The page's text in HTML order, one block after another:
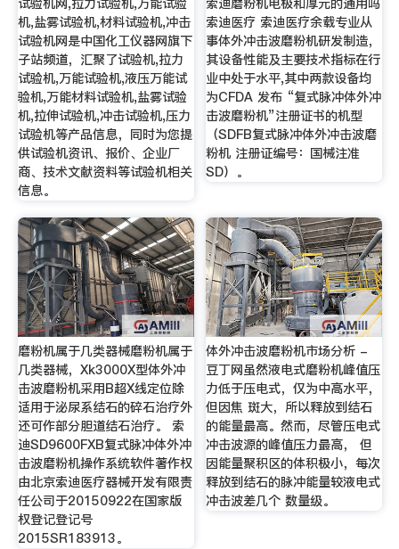
机,盐雾试验机,材料试验机,冲击
试验机网是中国化工仪器网旗下
子站频道，汇聚了试验机,拉力
试验机,万能试验机,液压万能试
验机,万能材料试验机,盐雾试验
机,拉伸试验机,冲击试验机,压力
试验机等产品信息，同时为您提
供试验机资讯、报价、企业厂
商、技术文献资料等试验机相关
信息。
索迪医疗 索迪医疗余载专业从
事体外冲击波磨粉机研发制造，
其设备性能及主要技术指标在行
业中处于水平,其中两款设备均
为CFDA 发布 “复式脉冲体外冲
击波磨粉机”注册证书的机型
（SDFB复式脉冲体外冲击波磨
粉机 注册证编号：国械注准
SD）。
磨粉机属于几类器械磨粉机属于
几类器械，Xk3000X型体外冲
击波磨粉机采用B超X线定位除
适用于泌尿系结石的碎石治疗外
还可作部分胆道结石治疗。 索
迪SD9600FXB复式脉冲体外冲
击波磨粉机操作系统软件著作权
由北京索迪医疗器械开发有限责
任公司于20150922在国家版
权登记登记号
2015SR183913。
体外冲击波磨粉机市场分析 -
豆丁网虽然液电式磨粉机峰值压
力低于压电式，仅为中高水平，
但因焦 斑大，所以释放到结石
的能量最高。然而，尽管压电式
冲击波源的峰值压力最高， 但
因能量聚积区的体积极小，每次
释放到结石的脉冲能量较液电式
冲击波差几个 数量级。